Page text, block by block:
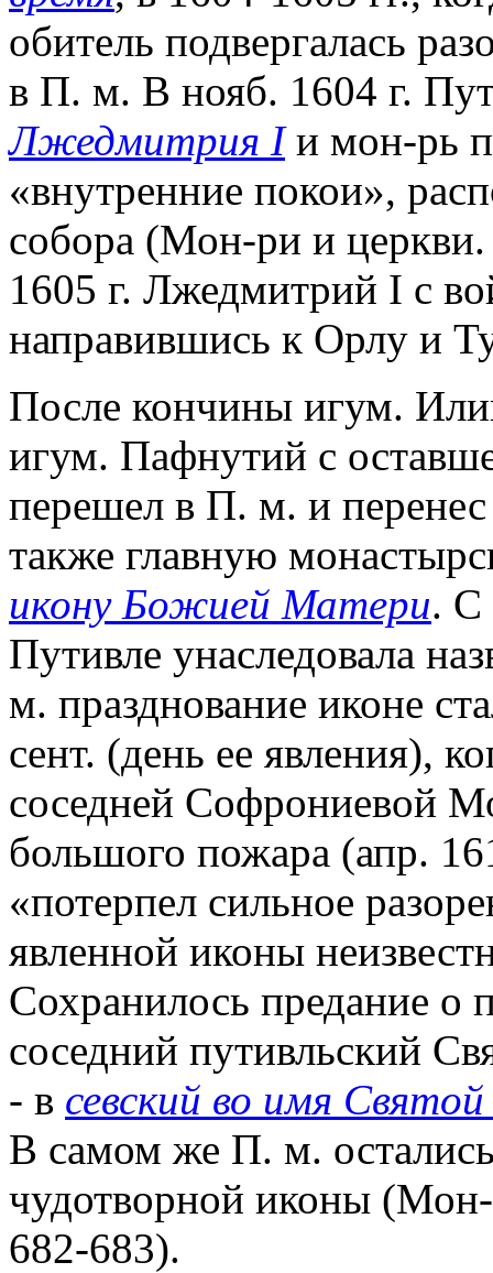
обитель подвергалась
в П. м. В нояб. 1604 г.
Лжедмитрия Iи мон-рь
«внутренние покои»,
собора (Мон-ри и
1605 г. Лжедмитрий I с
направившись к Орлу и
После кончины игум.
игум. Пафнутий с
перешел в П. м. и перенес
также главную
икону Божией Матери. С
Путивле унаследовала
м. празднование иконе
сент. (день ее явления),
соседней Софрониевой
большого пожара (апр.
«потерпел сильное
явленной иконы
Сохранилось предание о
соседний путивльский
- в севский во имя
В самом же П. м.
чудотворной иконы
682-683).